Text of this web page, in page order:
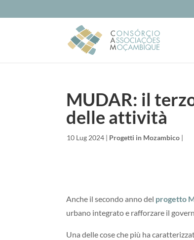
MUDAR: il
delle attività
10 Lug 2024 | Progetti in Mozambico |
Anche il secondo anno del progetto
urbano integrato e rafforzare il
Una delle cose che più ha